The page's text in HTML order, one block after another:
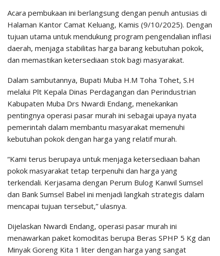
Acara pembukaan ini berlangsung dengan penuh antusias di
Halaman Kantor Camat Keluang, Kamis (9/10/2025). Dengan
tujuan utama untuk mendukung program pengendalian inflasi
daerah, menjaga stabilitas harga barang kebutuhan pokok,
dan memastikan ketersediaan stok bagi masyarakat.
Dalam sambutannya, Bupati Muba H.M Toha Tohet, S.H
melalui Plt Kepala Dinas Perdagangan dan Perindustrian
Kabupaten Muba Drs Nwardi Endang, menekankan
pentingnya operasi pasar murah ini sebagai upaya nyata
pemerintah dalam membantu masyarakat memenuhi
kebutuhan pokok dengan harga yang relatif murah.
“Kami terus berupaya untuk menjaga ketersediaan bahan
pokok masyarakat tetap terpenuhi dan harga yang
terkendali. Kerjasama dengan Perum Bulog Kanwil Sumsel
dan Bank Sumsel Babel ini menjadi langkah strategis dalam
mencapai tujuan tersebut,” ulasnya.
Dijelaskan Nwardi Endang, operasi pasar murah ini
menawarkan paket komoditas berupa Beras SPHP 5 Kg dan
Minyak Goreng Kita 1 liter dengan harga yang sangat